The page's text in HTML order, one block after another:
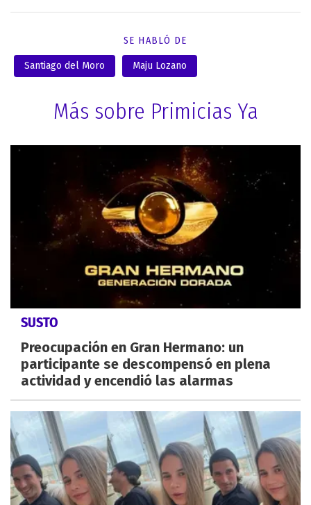
SE HABLÓ DE
Santiago del Moro Maju Lozano
Más sobre Primicias Ya
SUSTO
Preocupación en Gran Hermano: un
participante se descompensó en plena
actividad y encendió las alarmas